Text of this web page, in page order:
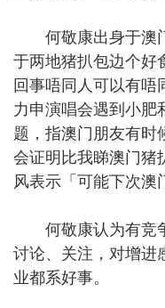
何敬康出身于澳门
于两地猪扒包边个好
回事唔同人可以有唔
力申演唱会遇到小肥
题，指澳门朋友有时
会证明比我睇澳门猪
风表示「可能下次澳
何敬康认为有竞争
讨论、关注，对增进
业都系好事。